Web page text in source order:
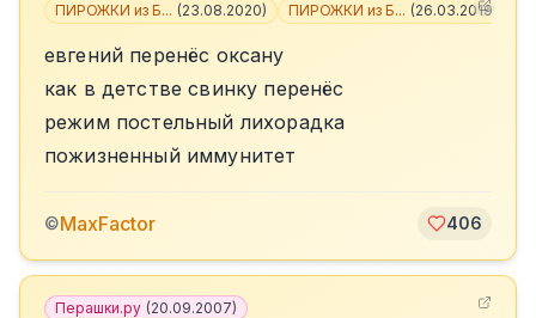
ПИРОЖКИ из Б... (23.08.2020) ПИРОЖКИ из Б... (26.03.2019
евгений перенёс оксану
как в детстве свинку перенёс
режим постельный лихорадка
пожизненный иммунитет
©MaxFactor 406
Перашки.ру (20.09.2007)